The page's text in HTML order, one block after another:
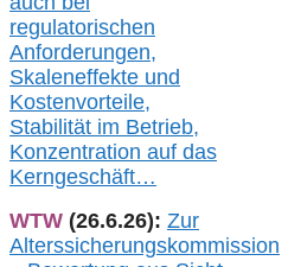
regulatorischen
Anforderungen,
Skaleneffekte und
Kostenvorteile,
Stabilität im Betrieb,
Konzentration auf das
Kerngeschäft…
WTW (26.6.26): Zur
Alterssicherungskommission